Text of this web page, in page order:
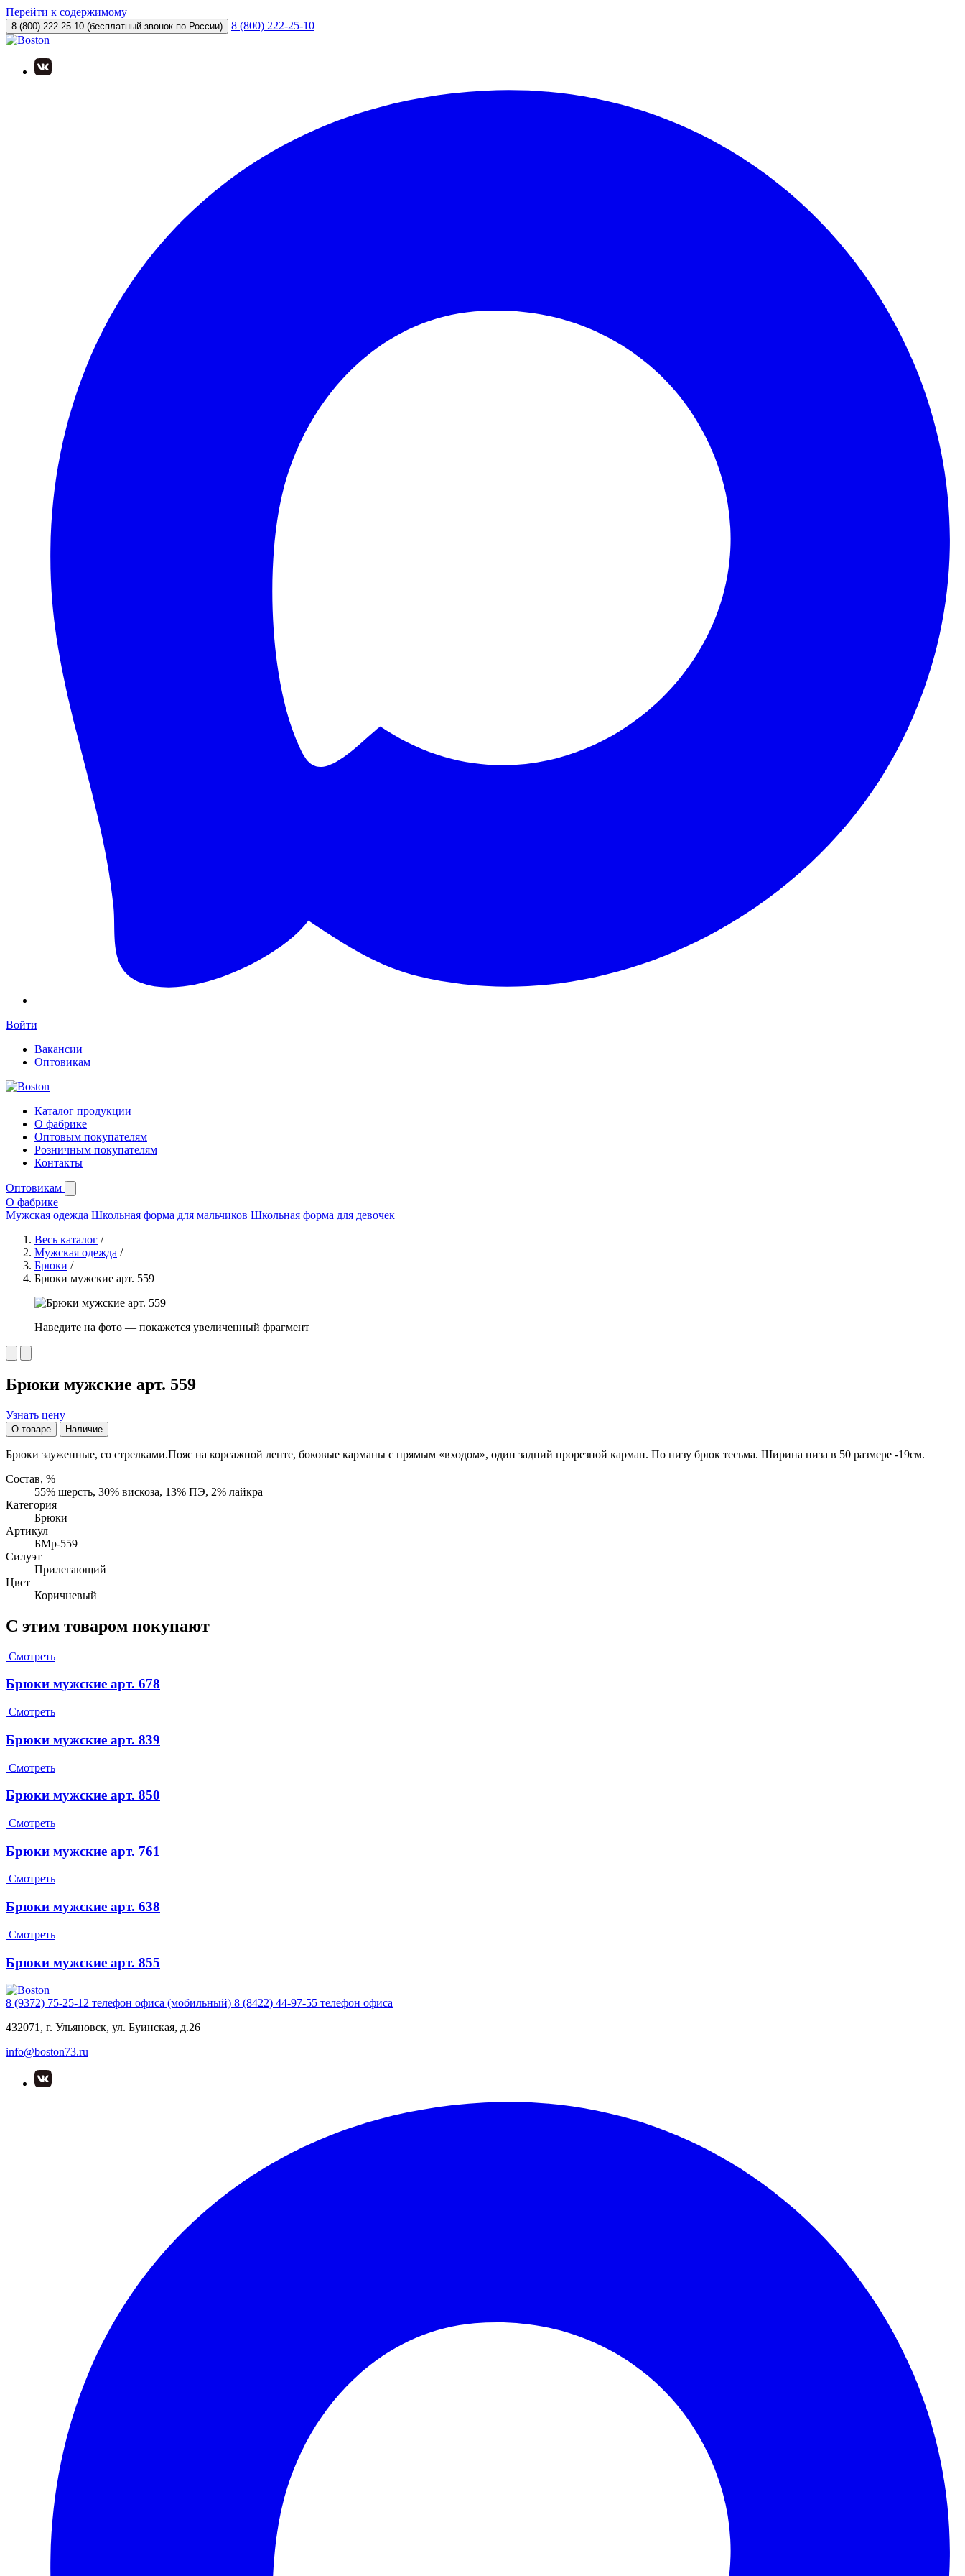
Перейти к содержимому
8 (800) 222-25-10 (бесплатный звонок по России) 8 (800) 222-25-10
Войти
Вакансии
Оптовикам
Каталог продукции
О фабрике
Оптовым покупателям
Розничным покупателям
Контакты
Оптовикам
О фабрике
Мужская одежда Школьная форма для мальчиков Школьная форма для девочек
Весь каталог /
Мужская одежда /
Брюки /
Брюки мужские арт. 559
Наведите на фото — покажется увеличенный фрагмент
Брюки мужские арт. 559
Узнать цену
О товаре Наличие
Брюки зауженные, со стрелками.Пояс на корсажной ленте, боковые карманы с прямым «входом», один задний прорезной карман. По низу брюк тесьма. Ширина низа в 50 размере -19см.
Состав, %
55% шерсть, 30% вискоза, 13% ПЭ, 2% лайкра
Категория
Брюки
Артикул
БМр-559
Силуэт
Прилегающий
Цвет
Коричневый
С этим товаром покупают
Смотреть
Брюки мужские арт. 678
Смотреть
Брюки мужские арт. 839
Смотреть
Брюки мужские арт. 850
Смотреть
Брюки мужские арт. 761
Смотреть
Брюки мужские арт. 638
Смотреть
Брюки мужские арт. 855
8 (9372) 75-25-12 телефон офиса (мобильный) 8 (8422) 44-97-55 телефон офиса
432071, г. Ульяновск, ул. Буинская, д.26
info@boston73.ru